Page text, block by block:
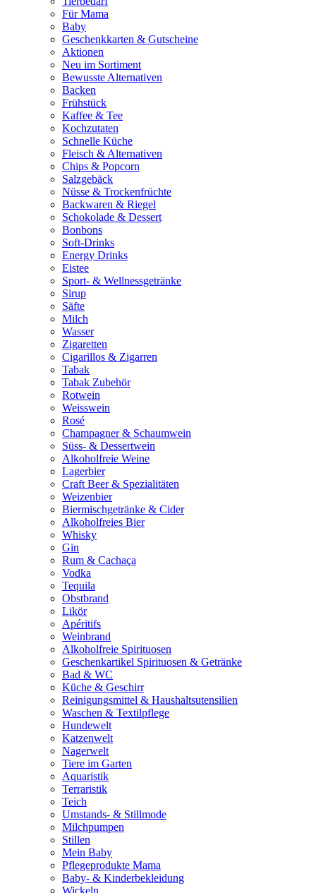
Für Mama
Baby
Geschenkkarten & Gutscheine
Aktionen
Neu im Sortiment
Bewusste Alternativen
Backen
Frühstück
Kaffee & Tee
Kochzutaten
Schnelle Küche
Fleisch & Alternativen
Chips & Popcorn
Salzgebäck
Nüsse & Trockenfrüchte
Backwaren & Riegel
Schokolade & Dessert
Bonbons
Soft-Drinks
Energy Drinks
Eistee
Sport- & Wellnessgetränke
Sirup
Säfte
Milch
Wasser
Zigaretten
Cigarillos & Zigarren
Tabak
Tabak Zubehör
Rotwein
Weisswein
Rosé
Champagner & Schaumwein
Süss- & Dessertwein
Alkoholfreie Weine
Lagerbier
Craft Beer & Spezialitäten
Weizenbier
Biermischgetränke & Cider
Alkoholfreies Bier
Whisky
Gin
Rum & Cachaça
Vodka
Tequila
Obstbrand
Likör
Apéritifs
Weinbrand
Alkoholfreie Spirituosen
Geschenkartikel Spirituosen & Getränke
Bad & WC
Küche & Geschirr
Reinigungsmittel & Haushaltsutensilien
Waschen & Textilpflege
Hundewelt
Katzenwelt
Nagerwelt
Tiere im Garten
Aquaristik
Terraristik
Teich
Umstands- & Stillmode
Milchpumpen
Stillen
Mein Baby
Pflegeprodukte Mama
Baby- & Kinderbekleidung
Wickeln